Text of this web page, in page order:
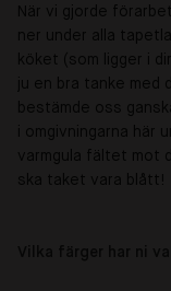
När vi gjorde
ner under alla
köket (som ligger i
ju en bra tanke med
bestämde oss
i omgivningarna här
varmgula fältet mot
ska taket vara blått!